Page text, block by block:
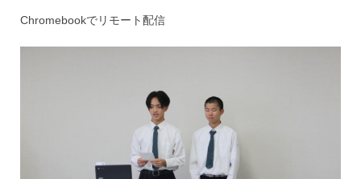
Chromebookでリモート配信